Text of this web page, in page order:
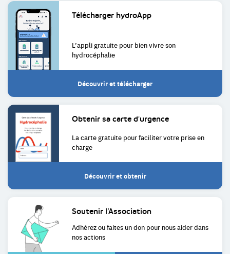
Liens
utiles
Télécharger hydroApp
L’appli gratuite pour bienvivre son
hydrocéphalie
Découvrir et télécharger
Obtenir sa carte d'urgence
La carte gratuite pour facilitervotre prise en
charge
Découvrir et obtenir
Soutenir l’Association
Adhérez ou faites un don pour nous aider dans
nos actions